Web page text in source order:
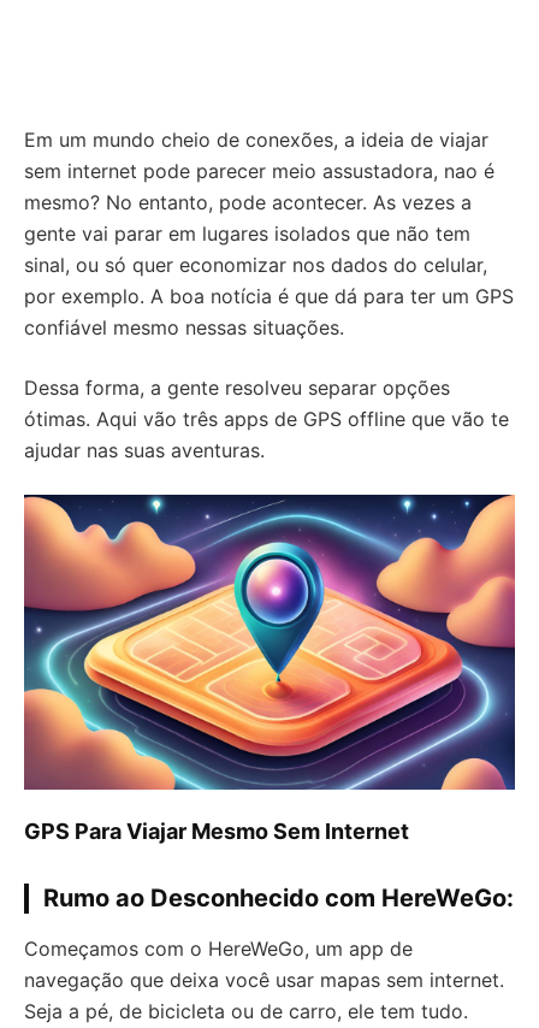
Em um mundo cheio de conexões, a ideia de viajar
sem internet pode parecer meio assustadora, nao é
mesmo? No entanto, pode acontecer. As vezes a
gente vai parar em lugares isolados que não tem
sinal, ou só quer economizar nos dados do celular,
por exemplo. A boa notícia é que dá para ter um GPS
confiável mesmo nessas situações.
Dessa forma, a gente resolveu separar opções
ótimas. Aqui vão três apps de GPS offline que vão te
ajudar nas suas aventuras.
GPS Para Viajar Mesmo Sem Internet
Rumo ao Desconhecido com HereWeGo:
Começamos com o HereWeGo, um app de
navegação que deixa você usar mapas sem internet.
Seja a pé, de bicicleta ou de carro, ele tem tudo.